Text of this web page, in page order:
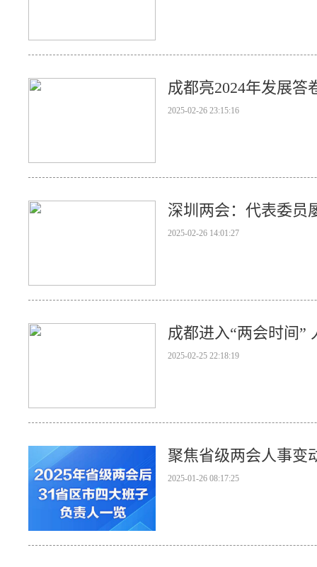
成都亮2024年发展答
2025-02-26 23:15:16
深圳两会：代表委员
2025-02-26 14:01:27
成都进入“两会时间”
2025-02-25 22:18:19
聚焦省级两会人事变
2025-01-26 08:17:25